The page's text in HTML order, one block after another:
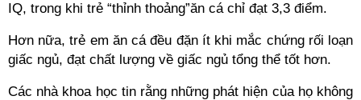
IQ, trong khi trẻ “thỉnh thoảng”ăn cá chỉ đạt 3,3 điểm.
Hơn nữa, trẻ em ăn cá đều đặn ít khi mắc chứng rối loạn
giấc ngủ, đạt chất lượng về giấc ngủ tổng thể tốt hơn.
Các nhà khoa học tin rằng những phát hiện của họ không